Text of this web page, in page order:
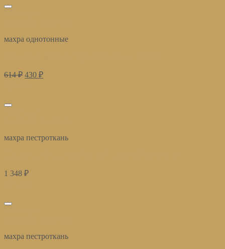
махра однотонные
614₽ 430 ₽
махра пестроткань
1 348 ₽
махра пестроткань